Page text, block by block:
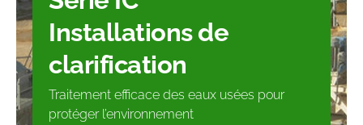
Installations de
clarification
Traitement efficace des eaux usées pour
protéger l’environnement